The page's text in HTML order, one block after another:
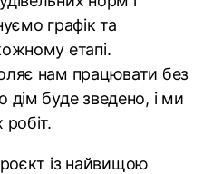
графік та
етапі.
нам працювати без
буде зведено, і ми
із найвищою